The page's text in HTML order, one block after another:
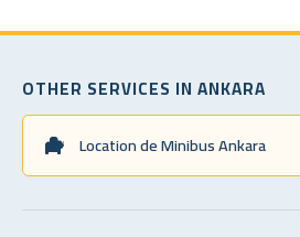
OTHER SERVICES IN ANKARA
Location de Minibus Ankara